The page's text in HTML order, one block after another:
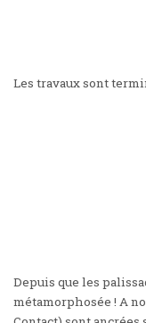
Les travaux sont
Depuis que les
métamorphosée ! A